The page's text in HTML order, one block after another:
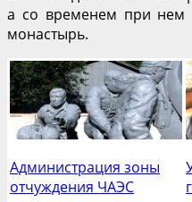
а со временем при нем
монастырь.
Администрация зоны
отчуждения ЧАЭС